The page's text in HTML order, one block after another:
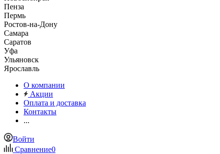
Пенза
Пермь
Ростов-на-Дону
Самара
Саратов
Уфа
Ульяновск
Ярославль
О компании
Акции
Оплата и доставка
Контакты
...
Войти
Сравнение0